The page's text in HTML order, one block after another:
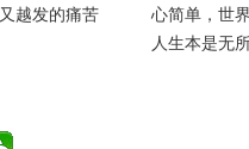
越发的痛苦
心简单，世
人生本是无